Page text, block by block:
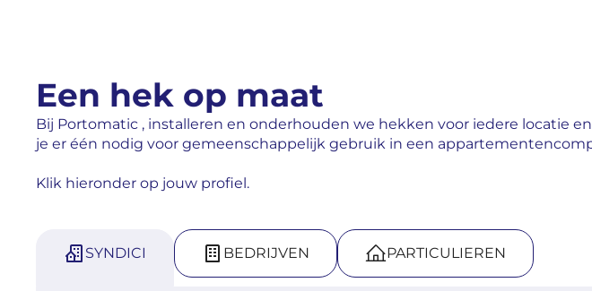
Een hek op maat
Bij Portomatic , installeren en onderhouden we hekken voor iedere locatie
je er één nodig voor gemeenschappelijk gebruik in een
Klik hieronder op jouw profiel.
SYNDICI BEDRIJVEN PARTICULIEREN